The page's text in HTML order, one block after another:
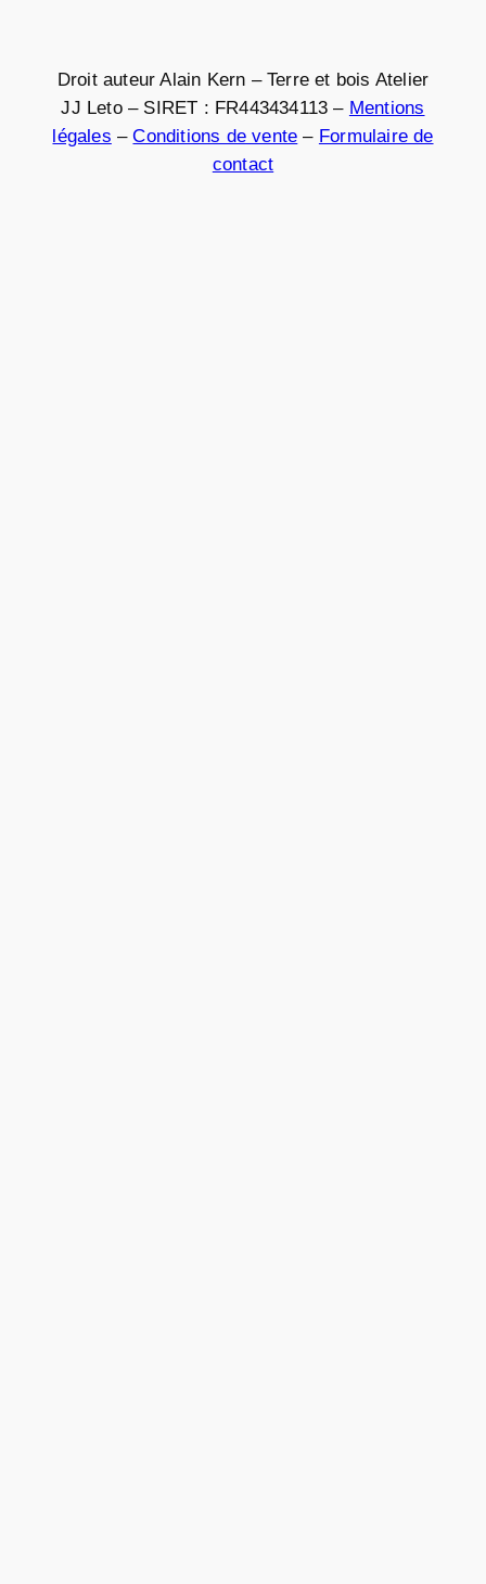
Droit auteur Alain Kern – Terre et bois Atelier
JJ Leto – SIRET : FR443434113 – Mentions
légales –Conditions de vente – Formulaire de
contact